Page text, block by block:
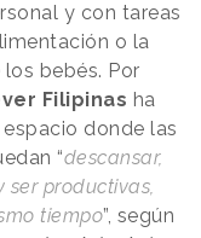
y con tareas
o la
los bebés. Por
Filipinas ha
donde las
“descansar,
ser productivas,
tiempo”, según